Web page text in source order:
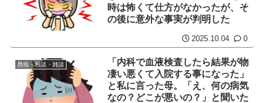
時は怖くて仕方がなかったが、そ
の後に意外な事実が判明した
2025.10.04 0
愚痴・相談・雑談
「内科で血液検査したら結果が物
凄い悪くて入院する事になった」
と私に言った母。「え、何の病気
なの？どこが悪いの？」と聞いた